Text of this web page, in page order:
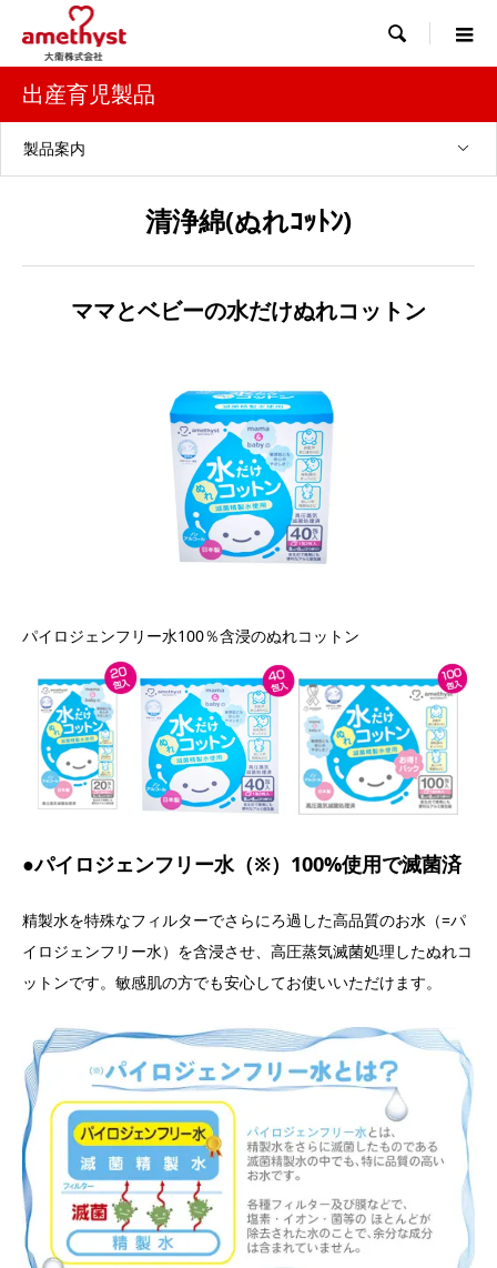

出産育児製品
製品案内
清浄綿(ぬれｺｯﾄﾝ)
ママとベビーの水だけぬれコットン
パイロジェンフリー水100％含浸のぬれコットン
●パイロジェンフリー水（※）100%使用で滅菌済
精製水を特殊なフィルターでさらにろ過した高品質のお水（=パ
イロジェンフリー水）を含浸させ、高圧蒸気滅菌処理したぬれコ
ットンです。敏感肌の方でも安心してお使いいただけます。